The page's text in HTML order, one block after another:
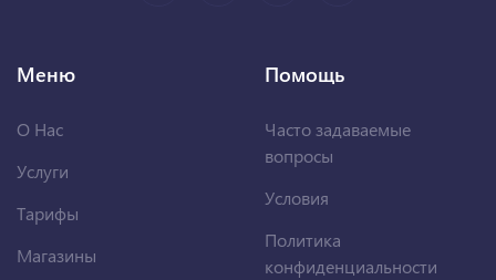
Меню
О Нас
Услуги
Тарифы
Магазины
Помощь
Часто задаваемые
вопросы
Условия
Политика
конфиденциальности